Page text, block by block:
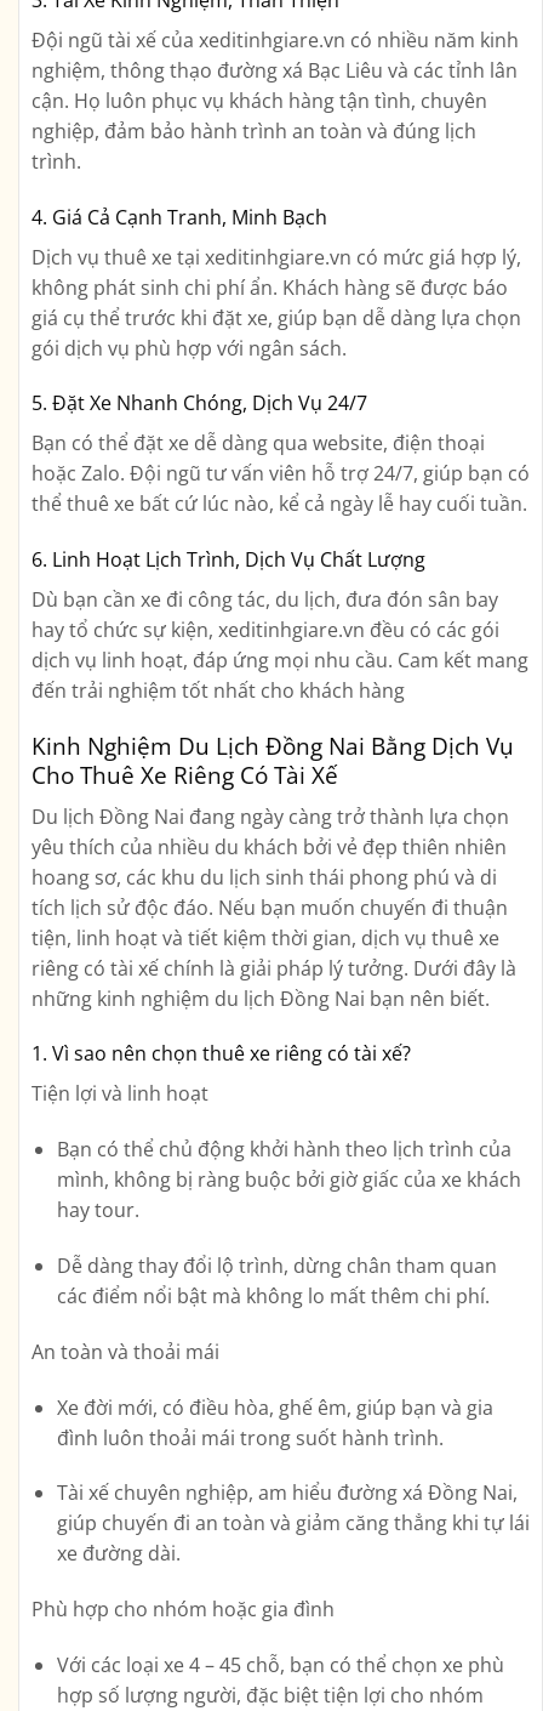
Đội ngũ tài xế của xeditinhgiare.vn có nhiều năm kinh
nghiệm, thông thạo đường xá Bạc Liêu và các tỉnh lân
cận. Họ luôn phục vụ khách hàng tận tình, chuyên
nghiệp, đảm bảo hành trình an toàn và đúng lịch
trình.
4. Giá Cả Cạnh Tranh, Minh Bạch
Dịch vụ thuê xe tại xeditinhgiare.vn có mức giá hợp lý,
không phát sinh chi phí ẩn. Khách hàng sẽ được báo
giá cụ thể trước khi đặt xe, giúp bạn dễ dàng lựa chọn
gói dịch vụ phù hợp với ngân sách.
5. Đặt Xe Nhanh Chóng, Dịch Vụ 24/7
Bạn có thể đặt xe dễ dàng qua website, điện thoại
hoặc Zalo. Đội ngũ tư vấn viên hỗ trợ 24/7, giúp bạn có
thể thuê xe bất cứ lúc nào, kể cả ngày lễ hay cuối tuần.
6. Linh Hoạt Lịch Trình, Dịch Vụ Chất Lượng
Dù bạn cần xe đi công tác, du lịch, đưa đón sân bay
hay tổ chức sự kiện, xeditinhgiare.vn đều có các gói
dịch vụ linh hoạt, đáp ứng mọi nhu cầu. Cam kết mang
đến trải nghiệm tốt nhất cho khách hàng
Kinh Nghiệm Du Lịch Đồng Nai Bằng Dịch Vụ
Cho Thuê Xe Riêng Có Tài Xế
Du lịch Đồng Nai đang ngày càng trở thành lựa chọn
yêu thích của nhiều du khách bởi vẻ đẹp thiên nhiên
hoang sơ, các khu du lịch sinh thái phong phú và di
tích lịch sử độc đáo. Nếu bạn muốn chuyến đi thuận
tiện, linh hoạt và tiết kiệm thời gian, dịch vụ thuê xe
riêng có tài xế chính là giải pháp lý tưởng. Dưới đây là
những kinh nghiệm du lịch Đồng Nai bạn nên biết.
1. Vì sao nên chọn thuê xe riêng có tài xế?
Tiện lợi và linh hoạt
Bạn có thể chủ động khởi hành theo lịch trình của
mình, không bị ràng buộc bởi giờ giấc của xe khách
hay tour.
Dễ dàng thay đổi lộ trình, dừng chân tham quan
các điểm nổi bật mà không lo mất thêm chi phí.
An toàn và thoải mái
Xe đời mới, có điều hòa, ghế êm, giúp bạn và gia
đình luôn thoải mái trong suốt hành trình.
Tài xế chuyên nghiệp, am hiểu đường xá Đồng Nai,
giúp chuyến đi an toàn và giảm căng thẳng khi tự lái
xe đường dài.
Phù hợp cho nhóm hoặc gia đình
Với các loại xe 4 – 45 chỗ, bạn có thể chọn xe phù
hợp số lượng người, đặc biệt tiện lợi cho nhóm